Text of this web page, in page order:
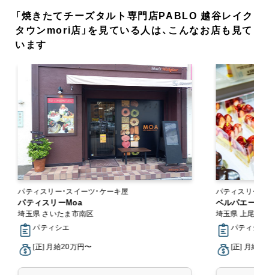
「焼きたてチーズタルト専門店PABLO 越谷レイク
タウンmori店」を見ている人は、こんなお店も見て
います
パティスリー・スイーツ・ケーキ屋
パティスリーMoa
埼玉県 さいたま市南区
パティシエ
[正] 月給20万円〜
パティスリー・スイー
ン
ベルパエーゼ
埼玉県 上尾市
パティシエ
[正] 月給